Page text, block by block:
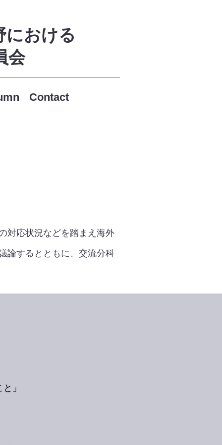
おける
会
Contact
対応状況などを踏まえ海外
論するとともに、交流分科
」